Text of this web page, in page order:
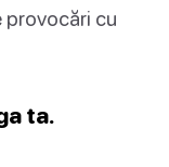
provocări cu
ta.